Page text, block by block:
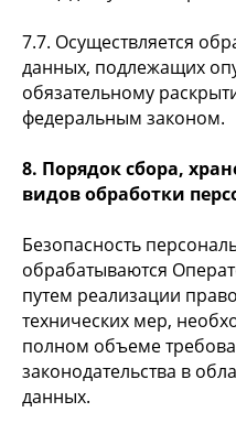
7.7. Осуществляется
данных, подлежащих
обязательному
федеральным законом.
8. Порядок сбора,
видов обработки
Безопасность
обрабатываются
путем реализации
технических мер,
полном объеме
законодательства в
данных.